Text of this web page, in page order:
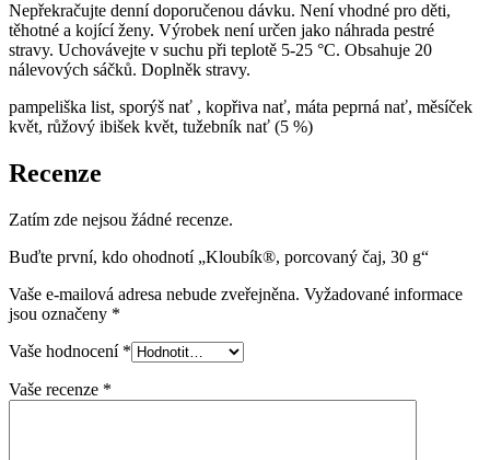
Nepřekračujte denní doporučenou dávku. Není vhodné pro děti,
těhotné a kojící ženy. Výrobek není určen jako náhrada pestré
stravy. Uchovávejte v suchu při teplotě 5-25 °C. Obsahuje 20
nálevových sáčků. Doplněk stravy.
pampeliška list, sporýš nať , kopřiva nať, máta peprná nať, měsíček
květ, růžový ibišek květ, tužebník nať (5 %)
Recenze
Zatím zde nejsou žádné recenze.
Buďte první, kdo ohodnotí „Kloubík®, porcovaný čaj, 30 g“
Vaše e-mailová adresa nebude zveřejněna. Vyžadované informace
jsou označeny *
Vaše hodnocení *
Vaše recenze *